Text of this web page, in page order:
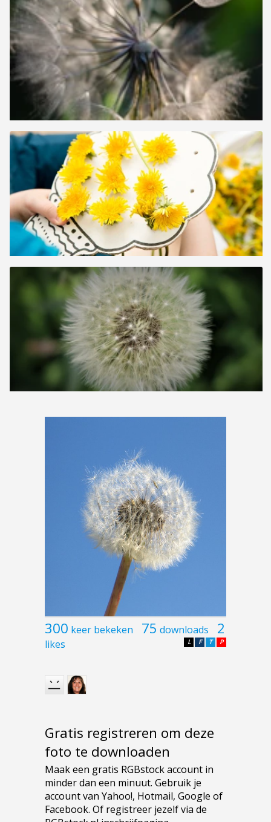
300 keer bekeken 75 downloads 2
likes P
T
F
L
Gratis registreren om deze
foto te downloaden